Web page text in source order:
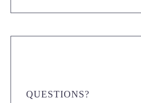
QUESTIONS?